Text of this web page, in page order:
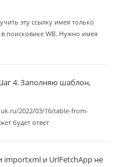
эту ссылку имея только
поисковике WB. Нужно имея
4. Заполняю шаблон,
2022/03/16/table-from-
будет ответ
importxml и UrlFetchApp не